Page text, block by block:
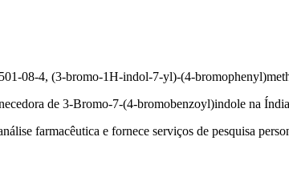
08-4, (3-bromo-1H-indol-7-yl)-(4-
de 3-Bromo-7-(4-bromobenzoyl)indole na
farmacêutica e fornece serviços de pesquisa